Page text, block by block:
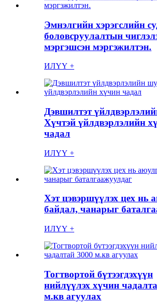
Эмнэлгийн хэрэгслийн
боловсруулалтын
мэргэшсэн мэргэжилтэн.
ИЛҮҮ +
Дэвшилтэт
Хүчтэй үйлдвэрлэлийн
чадал
ИЛҮҮ +
Хэт цэвэршүүлэх цех нь
байдал, чанарыг
ИЛҮҮ +
Тогтвортой бүтээгдэхүүн
нийлүүлэх хүчин
м.кв агуулах